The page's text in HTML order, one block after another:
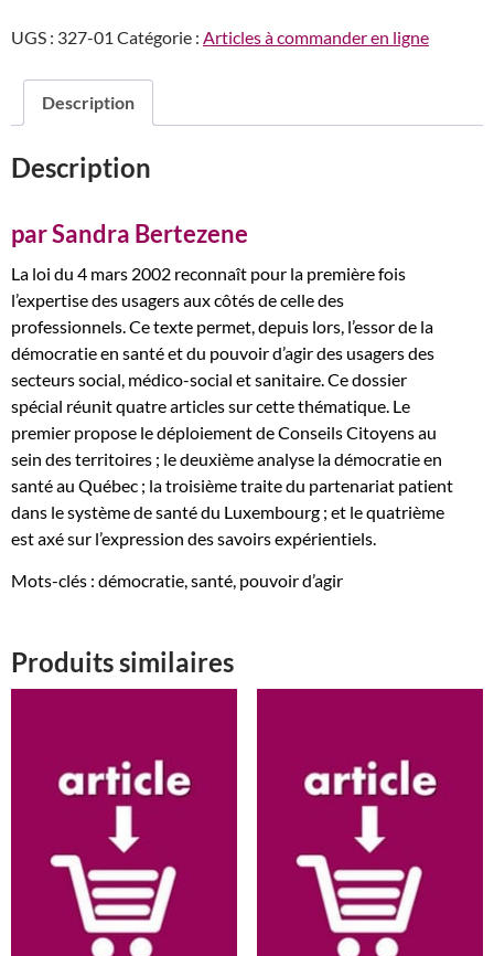
Introduction
dossier
spécial
Démocratie
Santé
et
Pouvoir
d’Agir
des
Usagers
UGS : 327-01 Catégorie : Articles à commander en ligne
Description
Description
par Sandra Bertezene
La loi du 4 mars 2002 reconnaît pour la première fois
l’expertise des usagers aux côtés de celle des
professionnels. Ce texte permet, depuis lors, l’essor de la
démocratie en santé et du pouvoir d’agir des usagers des
secteurs social, médico-social et sanitaire. Ce dossier
spécial réunit quatre articles sur cette thématique. Le
premier propose le déploiement de Conseils Citoyens au
sein des territoires ; le deuxième analyse la démocratie en
santé au Québec ; la troisième traite du partenariat patient
dans le système de santé du Luxembourg ; et le quatrième
est axé sur l’expression des savoirs expérientiels.
Mots-clés : démocratie, santé, pouvoir d’agir
Produits similaires